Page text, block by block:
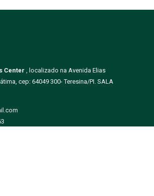
Center , localizado na Avenida Elias
cep: 64049 300- Teresina/PI. SALA